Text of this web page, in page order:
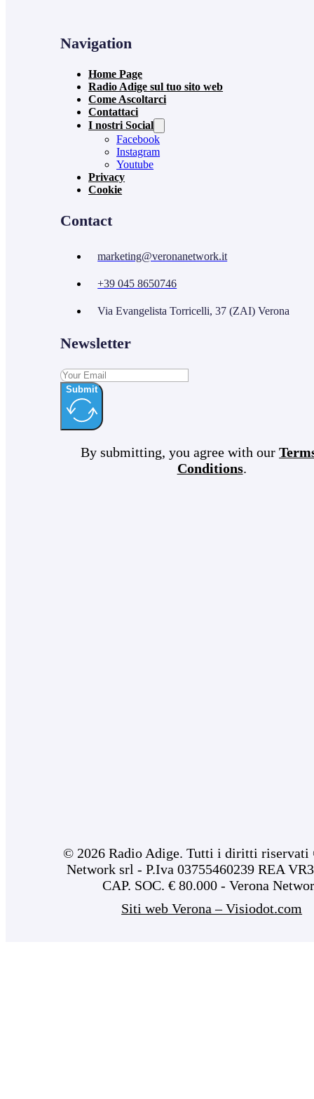
Navigation
Home Page
Radio Adige sul tuo sito web
Come Ascoltarci
Contattaci
I nostri Social
Facebook
Instagram
Youtube
Privacy
Cookie
Contact
marketing@veronanetwork.it
+39 045 8650746
Via Evangelista Torricelli, 37 (ZAI) Verona
Newsletter
Submit
By submitting, you agree with our
Conditions.
© 2026 Radio Adige. Tutti i diritti riservati
Network srl - P.Iva 03755460239 REA
CAP. SOC. € 80.000 - Verona
Siti web Verona – Visiodot.com